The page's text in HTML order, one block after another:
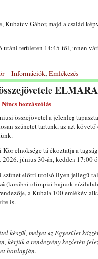
Kubatov Gábor, majd a család
utáni területen 14:45-től, innen
- Információk, Emlékezés
Nincs hozzászólás
összejövetel a jelenleg
szünetet tartunk, az azt
Kör elnöksége tájékoztatja a
2026. június 30-án, kedden 17:00
szünet előtti utolsó ilyen jellegű
(korábbi olimpiai bajnok
a Kubala 100 emlékév
is.
készül, melyet az Egyesület
kérjük a rendezvény kezdetén
honlapján.